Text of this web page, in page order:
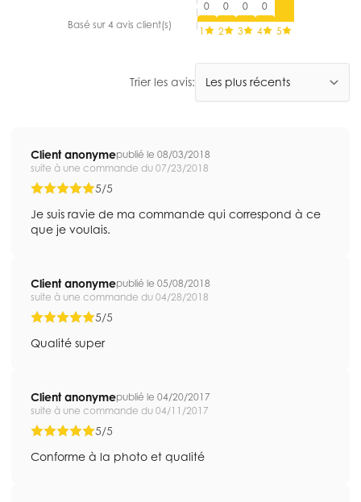
Basé sur 4 avis client(s)
0
1
0
2
0
3
0
4 5
Trier les avis:
Client anonymepublié le 08/03/2018
suite à une commande du 07/23/2018
5/5
Je suis ravie de ma commande qui correspond à ce
que je voulais.
Client anonymepublié le 05/08/2018
suite à une commande du 04/28/2018
5/5
Qualité super
Client anonymepublié le 04/20/2017
suite à une commande du 04/11/2017
5/5
Conforme à la photo et qualité